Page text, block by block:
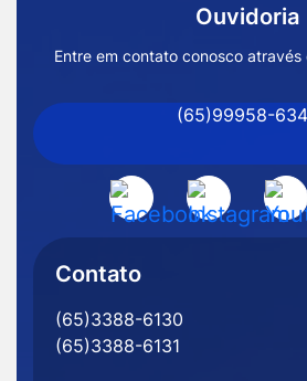
de
Senhora
do
Livramento
MT
Acessar
a
Social
Facebook
Acessar
a
a
Ouvidoria
Entre em contato conosco através
(65)99958-
Contato
(65)3388-6130
(65)3388-6131